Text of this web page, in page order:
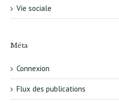
Vie sociale
Méta
Connexion
Flux des publications